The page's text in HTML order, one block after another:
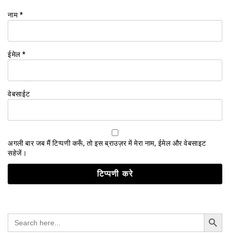
नाम*
ईमेल*
वेबसाईट
अगली बार जब मैं टिप्पणी करूँ, तो इस ब्राउज़र में मेरा नाम, ईमेल और वेबसाइट
सहेजें।
Search
for:
Search Button